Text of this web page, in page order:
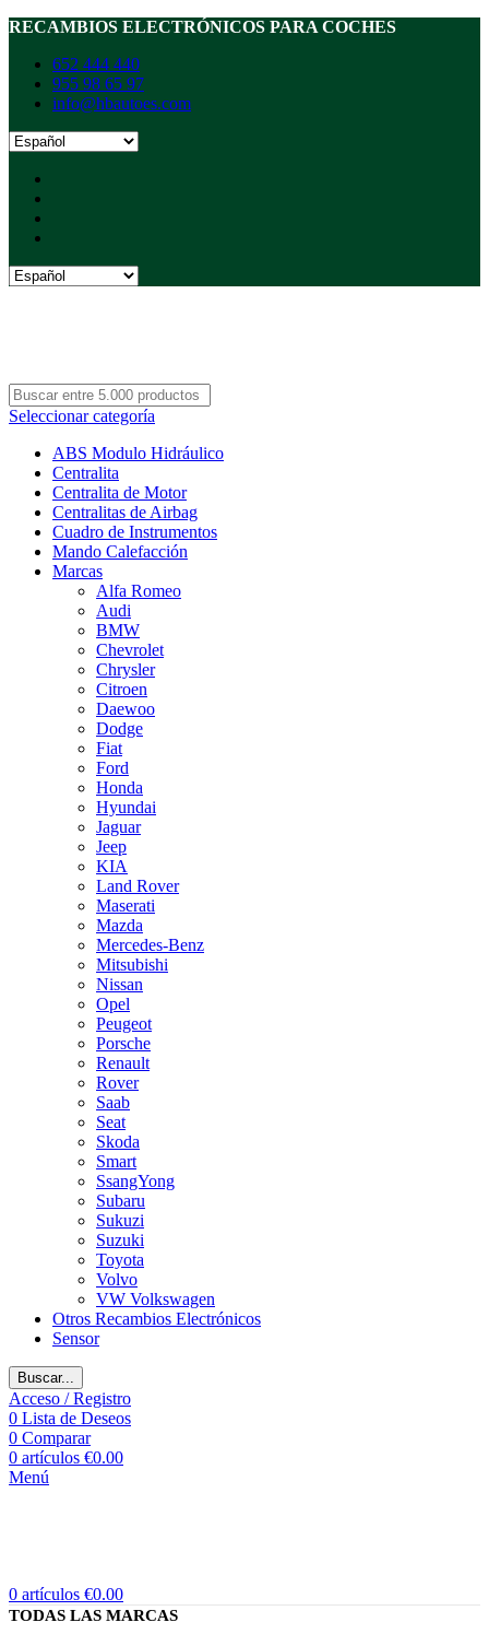
RECAMBIOS ELECTRÓNICOS PARA COCHES
652 444 440
955 98 65 97
info@hbautoes.com
Seleccionar categoría
ABS Modulo Hidráulico
Centralita
Centralita de Motor
Centralitas de Airbag
Cuadro de Instrumentos
Mando Calefacción
Marcas
Alfa Romeo
Audi
BMW
Chevrolet
Chrysler
Citroen
Daewoo
Dodge
Fiat
Ford
Honda
Hyundai
Jaguar
Jeep
KIA
Land Rover
Maserati
Mazda
Mercedes-Benz
Mitsubishi
Nissan
Opel
Peugeot
Porsche
Renault
Rover
Saab
Seat
Skoda
Smart
SsangYong
Subaru
Sukuzi
Suzuki
Toyota
Volvo
VW Volkswagen
Otros Recambios Electrónicos
Sensor
Buscar...
Acceso / Registro
0 Lista de Deseos
0 Comparar
0 artículos €0.00
Menú
0 artículos €0.00
TODAS LAS MARCAS